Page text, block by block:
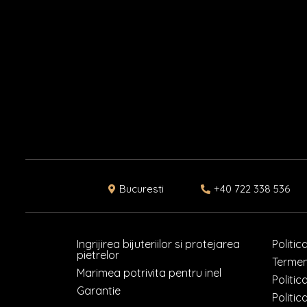
Bucuresti +40 722 338 536
Ingrijirea bijuteriilor si protejarea
pietrelor
Marimea potrivita pentru inel
Garantie